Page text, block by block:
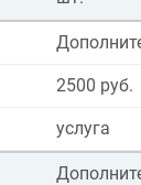
2500 руб.
услуга